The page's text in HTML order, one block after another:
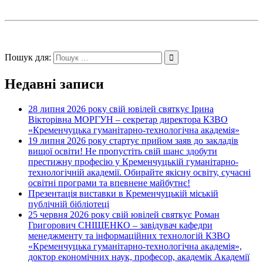
Пошук для:
Недавні записи
28 липня 2026 року свій ювілей святкує Ірина
Вікторівна МОРГУН – секретар директора КЗВО
«Кременчуцька гуманітарно-технологічна академія»
19 липня 2026 року стартує прийом заяв до закладів
вищої освіти! Не пропустіть свій шанс здобути
престижну професію у Кременчуцькій гуманітарно-
технологічній академії. Обирайте якісну освіту, сучасні
освітні програми та впевнене майбутнє!
Презентація виставки в Кременчуцькій міській
публічній бібліотеці
25 червня 2026 року свій ювілей святкує Роман
Григорович СНІЩЕНКО – завідувач кафедри
менеджменту та інформаційних технологій КЗВО
«Кременчуцька гуманітарно-технологічна академія»,
доктор економічних наук, професор, академік Академії